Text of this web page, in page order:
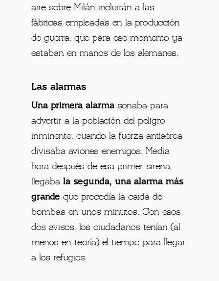
aire sobre Milán incluirán a las
fábricas empleadas en la producción
de guerra, que para ese momento ya
estaban en manos de los alemanes.
Las alarmas
Una primera alarma sonaba para
advertir a la población del peligro
inminente, cuando la fuerza antiaérea
divisaba aviones enemigos. Media
hora después de esa primer sirena,
llegaba la segunda, una alarma más
grande que precedía la caída de
bombas en unos minutos. Con esos
dos avisos, los ciudadanos tenían (al
menos en teoría) el tiempo para llegar
a los refugios.